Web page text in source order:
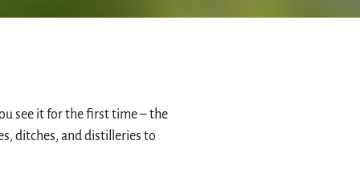
see it for the first time – the
ditches, and distilleries to